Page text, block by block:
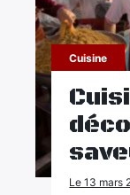
Cuisine
Le 13 mars